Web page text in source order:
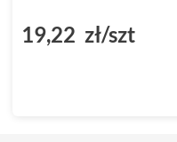
19,22 zł/szt